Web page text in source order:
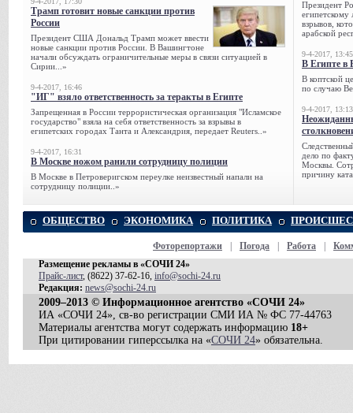
Трамп готовит новые санкции против
России
Президент США Дональд Трамп может ввести
новые санкции против России. В Вашингтоне
начали обсуждать ограничительные меры в связи ситуацией в
Сирии...»
9-4-2017, 16:46
"ИГ" взяло ответственность за теракты в Египте
Запрещенная в России террористическая организация "Исламское
государство" взяла на себя ответственность за взрывы в
египетских городах Танта и Александрия, передает Reuters..»
9-4-2017, 16:31
В Москве ножом ранили сотрудницу полиции
В Москве в Петроверигском переулке неизвестный напали на
сотрудницу полиции..»
Президент
египетскому
взрывов,
арабской
9-4-2017, 13:45
В Египте в
В коптской
по случаю
9-4-2017, 13:13
дело по
Москвы.
причину
ОБЩЕСТВО ЭКОНОМИКА ПОЛИТИКА
Фоторепортажи Погода Работа
Размещение рекламы в «СОЧИ 24»
Прайс-лист, (8622) 37-62-16, info@sochi-24.ru
Редакция: news@sochi-24.ru
2009–2013 © Информационное агентство «СОЧИ 24»
ИА «СОЧИ 24», св-во регистрации СМИ ИА № ФС 77-44763
Материалы агентства могут содержать информацию 18+
При цитировании гиперссылка на «СОЧИ 24» обязательна.